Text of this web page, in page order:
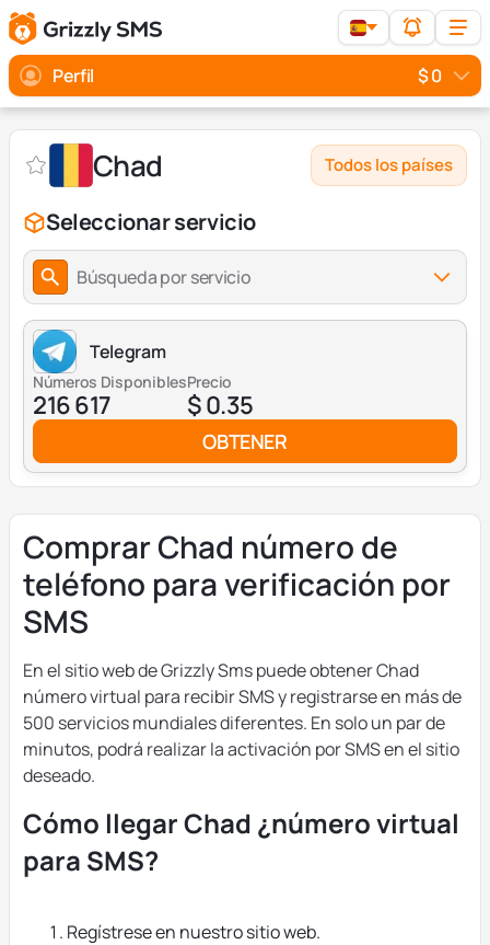
Perfil $ 0
Chad Todos los países
Seleccionar servicio
Búsqueda por servicio
Telegram
Números Disponibles
216 617
Precio
$ 0.35
OBTENER
Comprar Chad número de
teléfono para verificación por
SMS
En el sitio web de Grizzly Sms puede obtener Chad
número virtual para recibir SMS y registrarse en más de
500 servicios mundiales diferentes. En solo un par de
minutos, podrá realizar la activación por SMS en el sitio
deseado.
Cómo llegar Chad ¿número virtual
para SMS?
Regístrese en nuestro sitio web.